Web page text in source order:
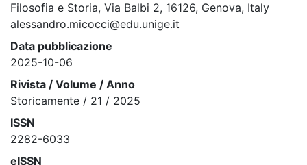
Filosofia e Storia, Via Balbi 2, 16126, Genova, Italy
alessandro.micocci@edu.unige.it
Data pubblicazione
2025-10-06
Rivista / Volume / Anno
Storicamente / 21 / 2025
ISSN
2282-6033
eISSN